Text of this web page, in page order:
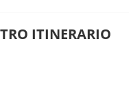
ITINERARIO